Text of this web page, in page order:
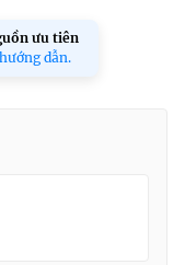
ưu tiên
dẫn.